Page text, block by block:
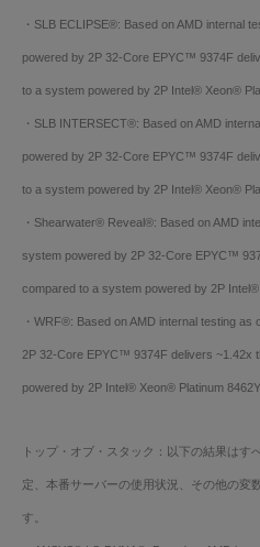
・SLB ECLIPSE®: Based on AMD internal
powered by 2P 32-Core EPYC™ 9374F
to a system powered by 2P Intel® Xeon®
・SLB INTERSECT®: Based on AMD
powered by 2P 32-Core EPYC™ 9374F
to a system powered by 2P Intel® Xeon®
・Shearwater® Reveal®: Based on AMD
system powered by 2P 32-Core EPYC™
compared to a system powered by 2P
・WRF®: Based on AMD internal testing
2P 32-Core EPYC™ 9374F delivers ~1.42x
powered by 2P Intel® Xeon® Platinum
トップ・オブ・スタック：以下の結果はす
定、本番サーバーの使用状況、その他の変
す。